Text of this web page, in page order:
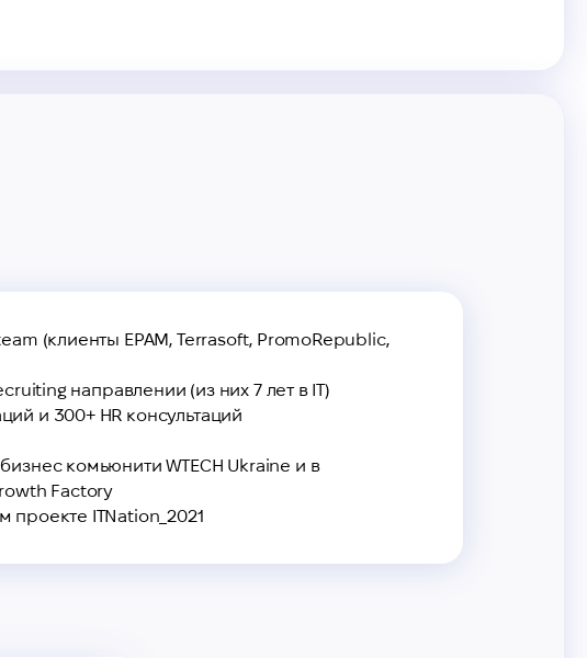
(клиенты EPAM, Terrasoft, PromoRepublic,
направлении (из них 7 лет в IT)
и 300+ HR консультаций
комьюнити WTECH Ukraine и в
Factory
проекте ITNation_2021